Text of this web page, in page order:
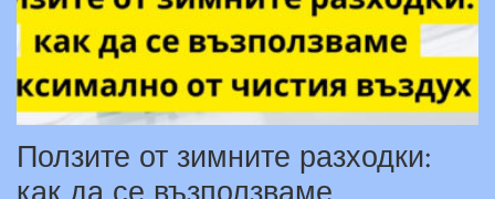
Ползите от зимните разходки: